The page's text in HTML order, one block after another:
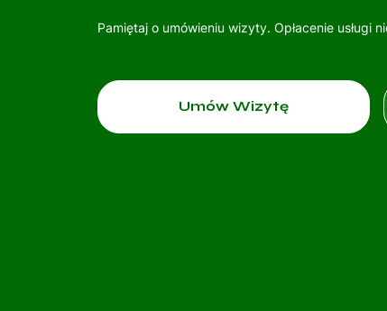
Pamiętaj o umówieniu wizyty. Opłacenie usługi
Umów Wizytę